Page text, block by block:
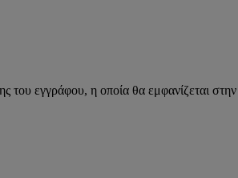
του εγγράφου, η οποία θα εμφανίζεται